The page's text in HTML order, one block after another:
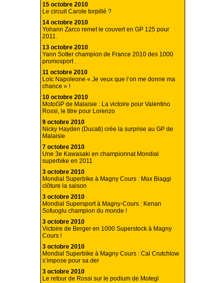
15 octobre 2010
Le circuit Carole torpillé ?
14 octobre 2010
Yohann Zarco remet le couvert en GP 125 pour
2011.
13 octobre 2010
Yann Sotter champion de France 2010 des 1000
promosport .
11 octobre 2010
Loïc Napoleone « Je veux que l’on me donne ma
chance » !
10 octobre 2010
MotoGP de Malaisie : La victoire pour Valentino
Rossi, le titre pour Lorenzo
9 octobre 2010
Nicky Hayden (Ducati) crée la surprise au GP de
Malaisie
7 octobre 2010
Une 3e Kawasaki en championnat Mondial
superbike en 2011
3 octobre 2010
Mondial Superbike à Magny Cours : Max Biaggi
clôture la saison
3 octobre 2010
Mondial Supersport à Magny-Cours : Kenan
Sofuoglu champion du monde !
3 octobre 2010
Victoire de Berger en 1000 Superstock à Magny
Cours !
3 octobre 2010
Mondial Superbike à Magny Cours : Cal Crutchlow
s’impose pour sa der
3 octobre 2010
Le retour de Rossi sur le podium de Motegi